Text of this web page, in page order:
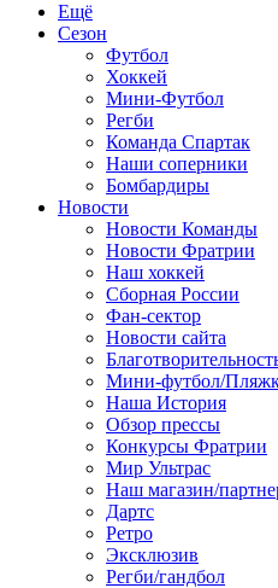
Ещё
Сезон
Футбол
Хоккей
Мини-Футбол
Регби
Команда Спартак
Наши соперники
Бомбардиры
Новости
Новости Команды
Новости Фратрии
Наш хоккей
Сборная России
Фан-cектор
Новости сайта
Мини-футбол/
Наша История
Обзор прессы
Конкурсы Фратрии
Мир Ультрас
Наш магазин/
Дартс
Ретро
Эксклюзив
Регби/гандбол